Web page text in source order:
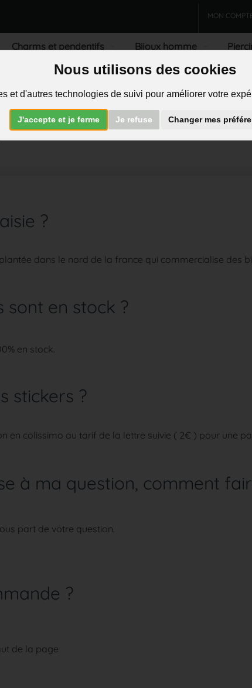
Nous utilisons des cookies
et d'autres technologies de suivi pour améliorer votre
J'accepte et je ferme Je refuse Changer mes
MON
Charms et pendentifs Bijoux homme
?
dans le nord de la france qui commercialise des
sont en stock ?
en stock.
stickers ?
en colissimo au tarif de la lettre suivie ( 2€ ) pour une
à ma question, comment
part de votre question.
?
de la page